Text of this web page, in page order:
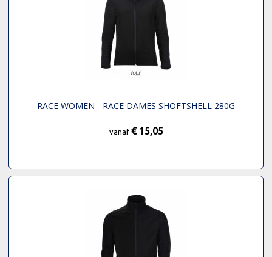
RACE WOMEN - RACE DAMES SHOFTSHELL 280G
vanaf € 15,05